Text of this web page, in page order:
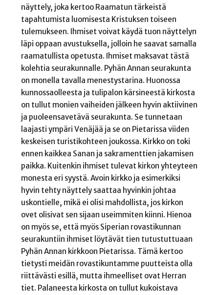
näyttely, joka kertoo Raamatun tärkeistä
tapahtumista luomisesta Kristuksen toiseen
tulemukseen. Ihmiset voivat käydä tuon näyttelyn
läpi oppaan avustuksella, jolloin he saavat samalla
raamatullista opetusta. Ihmiset maksavat tästä
kolehtia seurakunnalle. Pyhän Annan seurakunta
on monella tavalla menestystarina. Huonossa
kunnossaolleesta ja tulipalon kärsineestä kirkosta
on tullut monien vaiheiden jälkeen hyvin aktiivinen
ja puoleensavetävä seurakunta. Se tunnetaan
laajasti ympäri Venäjää ja se on Pietarissa viiden
keskeisen turistikohteen joukossa. Kirkko on toki
ennen kaikkea Sanan ja sakramenttien jakamisen
paikka. Kuitenkin ihmiset tulevat kirkon yhteyteen
monesta eri syystä. Avoin kirkko ja esimerkiksi
hyvin tehty näyttely saattaa hyvinkin johtaa
uskontielle, mikä ei olisi mahdollista, jos kirkon
ovet olisivat sen sijaan useimmiten kiinni. Hienoa
on myös se, että myös Siperian rovastikunnan
seurakuntiin ihmiset löytävät tien tutustuttuaan
Pyhän Annan kirkkoon Pietarissa. Tämä kertoo
tietysti meidän rovastikuntamme puutteista olla
riittävästi esillä, mutta ihmeelliset ovat Herran
tiet. Palaneesta kirkosta on tullut kukoistava